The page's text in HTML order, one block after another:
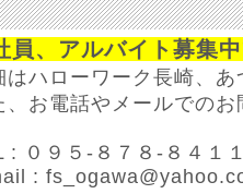
員、アルバイト募集
はハローワーク長崎、あ
、お電話やメールでのお
: ０９５-８７８-８４１１
: